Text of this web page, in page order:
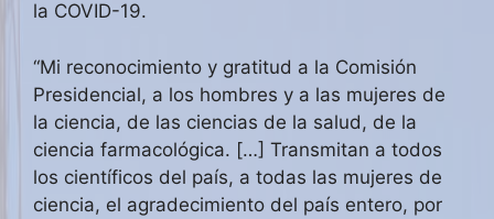
la COVID-19.
“Mi reconocimiento y gratitud a la Comisión
Presidencial, a los hombres y a las mujeres de
la ciencia, de las ciencias de la salud, de la
ciencia farmacológica. […] Transmitan a todos
los científicos del país, a todas las mujeres de
ciencia, el agradecimiento del país entero, por